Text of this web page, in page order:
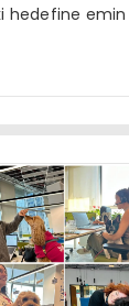
hedefine emin